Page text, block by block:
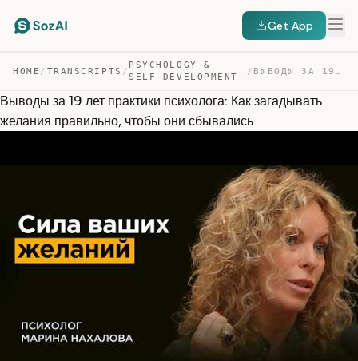
Get App
HOME / TRANSCRIPTS /
PSYCHOLOGY &
SELF-DEVELOPMENT
/ ВЫВОДЫ ЗА 19 ЛЕТ ПРАКТИКИ ПСИХОЛОГА: КАК ЗАГАДЫВАТЬ ЖЕЛ… — TRANSCRIPT
Выводы за 19 лет практики психолога: Как загадывать
желания правильно, чтобы они сбывались